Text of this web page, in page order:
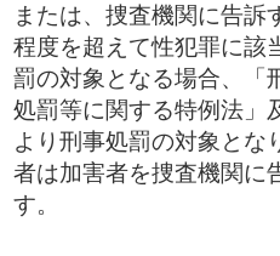
または、捜査機関に告訴
程度を超えて性犯罪に該
罰の対象となる場合、「
処罰等に関する特例法」
より刑事処罰の対象とな
者は加害者を捜査機関に
す。